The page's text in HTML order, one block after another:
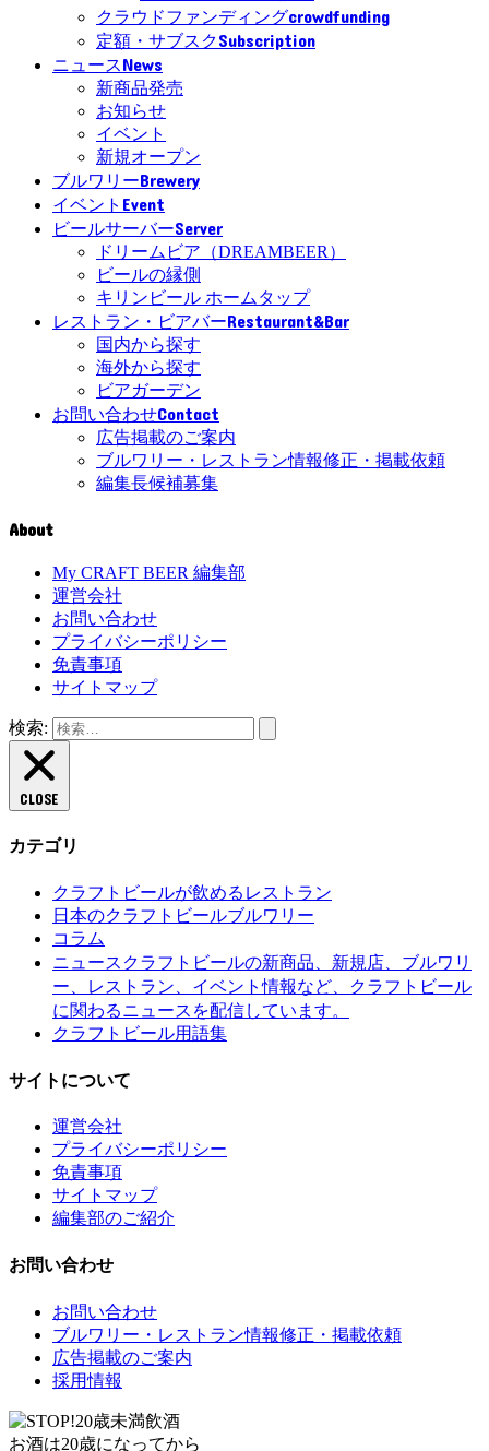
クラウドファンディングcrowdfunding
定額・サブスクSubscription
ニュースNews
新商品発売
お知らせ
イベント
新規オープン
ブルワリーBrewery
イベント Event
ビールサーバーServer
ドリームビア（DREAMBEER）
ビールの縁側
キリンビール ホームタップ
レストラン・ビアバーRestaurant&Bar
国内から探す
海外から探す
ビアガーデン
お問い合わせContact
広告掲載のご案内
ブルワリー・レストラン情報修正・掲載依頼
編集長候補募集
About
My CRAFT BEER 編集部
運営会社
お問い合わせ
プライバシーポリシー
免責事項
サイトマップ
検索:
CLOSE
カテゴリ
クラフトビールが飲めるレストラン
日本のクラフトビールブルワリー
コラム
ニュース クラフトビールの新商品、新規店、ブルワリ
ー、レストラン、イベント情報など、クラフトビール
に関わるニュースを配信しています。
クラフトビール用語集
サイトについて
運営会社
プライバシーポリシー
免責事項
サイトマップ
編集部のご紹介
お問い合わせ
お問い合わせ
ブルワリー・レストラン情報修正・掲載依頼
広告掲載のご案内
採用情報
お酒は20歳になってから